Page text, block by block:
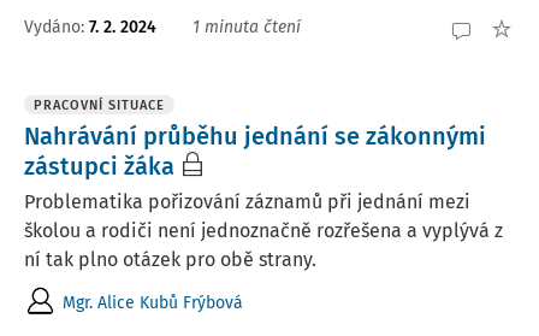
Vydáno: 7. 2. 2024 1 minuta čtení
PRACOVNÍ SITUACE
Nahrávání průběhu jednání se zákonnými
zástupci žáka
Problematika pořizování záznamů při jednání mezi
školou a rodiči není jednoznačně rozřešena a vyplývá z
ní tak plno otázek pro obě strany.
Mgr. Alice Kubů Frýbová